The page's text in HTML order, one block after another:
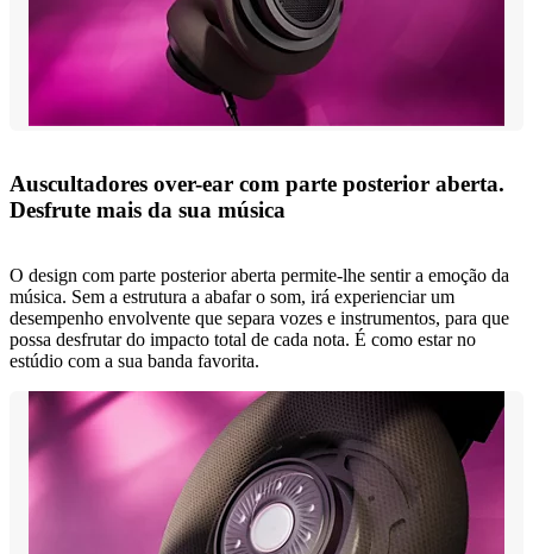
Auscultadores over-ear com parte posterior aberta.
Desfrute mais da sua música
O design com parte posterior aberta permite-lhe sentir a emoção da
música. Sem a estrutura a abafar o som, irá experienciar um
desempenho envolvente que separa vozes e instrumentos, para que
possa desfrutar do impacto total de cada nota. É como estar no
estúdio com a sua banda favorita.